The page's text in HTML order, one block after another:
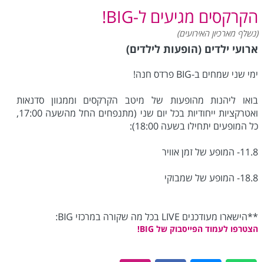
הקרקסים מגיעים ל-BIG!
(נשלף מארכיון האירועים)
ארועי ילדים (הופעות לילדים)
ימי שני שמחים ב-BIG פרדס חנה!
בואו ליהנות מהופעות של מיטב הקרקסים וממגוון סדנאות
ואטרקציות ייחודיות בכל יום שני (מתנפחים החל מהשעה 17:00,
כל המופעים יתחילו בשעה 18:00):
11.8- המופע של זמן אוויר
18.8- המופע של שמבוקי
**הישארו מעודכנים LIVE בכל מה שקורה במרכזי BIG:
הצטרפו לעמוד הפייסבוק של BIG!